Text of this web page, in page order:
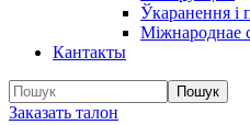
Ўкаранення і
Міжнароднае
Кантакты
Заказать талон